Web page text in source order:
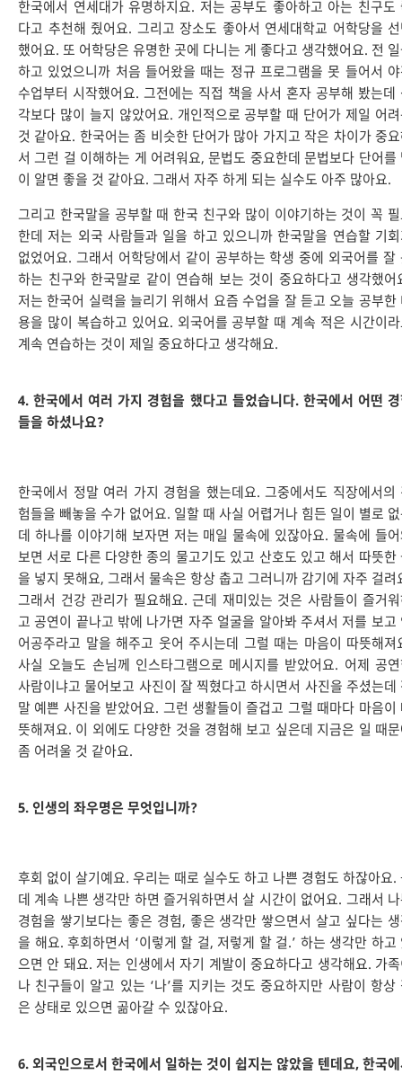
한국에서 연세대가 유명하지요. 저는 공부도 좋아하고 아는 친구도
다고 추천해 줬어요. 그리고 장소도 좋아서 연세대학교 어학당을
했어요. 또 어학당은 유명한 곳에 다니는 게 좋다고 생각했어요. 전
하고 있었으니까 처음 들어왔을 때는 정규 프로그램을 못 들어서
수업부터 시작했어요. 그전에는 직접 책을 사서 혼자 공부해 봤는데
각보다 많이 늘지 않았어요. 개인적으로 공부할 때 단어가 제일 어
것 같아요. 한국어는 좀 비슷한 단어가 많아 가지고 작은 차이가 중
서 그런 걸 이해하는 게 어려워요, 문법도 중요한데 문법보다 단어를
이 알면 좋을 것 같아요. 그래서 자주 하게 되는 실수도 아주 많아요.
그리고 한국말을 공부할 때 한국 친구와 많이 이야기하는 것이 꼭
한데 저는 외국 사람들과 일을 하고 있으니까 한국말을 연습할 기
없었어요. 그래서 어학당에서 같이 공부하는 학생 중에 외국어를 잘
하는 친구와 한국말로 같이 연습해 보는 것이 중요하다고 생각했어
저는 한국어 실력을 늘리기 위해서 요즘 수업을 잘 듣고 오늘 공부한
용을 많이 복습하고 있어요. 외국어를 공부할 때 계속 적은 시간이
계속 연습하는 것이 제일 중요하다고 생각해요.
4. 한국에서 여러 가지 경험을 했다고 들었습니다. 한국에서 어떤
들을 하셨나요?
한국에서 정말 여러 가지 경험을 했는데요. 그중에서도 직장에서의
험들을 빼놓을 수가 없어요. 일할 때 사실 어렵거나 힘든 일이 별로
데 하나를 이야기해 보자면 저는 매일 물속에 있잖아요. 물속에 들
보면 서로 다른 다양한 종의 물고기도 있고 산호도 있고 해서 따뜻한
을 넣지 못해요, 그래서 물속은 항상 춥고 그러니까 감기에 자주 걸려
그래서 건강 관리가 필요해요. 근데 재미있는 것은 사람들이 즐거
고 공연이 끝나고 밖에 나가면 자주 얼굴을 알아봐 주셔서 저를 보고
어공주라고 말을 해주고 웃어 주시는데 그럴 때는 마음이 따뜻해져
사실 오늘도 손님께 인스타그램으로 메시지를 받았어요. 어제 공
사람이냐고 물어보고 사진이 잘 찍혔다고 하시면서 사진을 주셨는데
말 예쁜 사진을 받았어요. 그런 생활들이 즐겁고 그럴 때마다 마음이
뜻해져요. 이 외에도 다양한 것을 경험해 보고 싶은데 지금은 일 때
좀 어려울 것 같아요.
5. 인생의 좌우명은 무엇입니까?
후회 없이 살기예요. 우리는 때로 실수도 하고 나쁜 경험도 하잖아요.
데 계속 나쁜 생각만 하면 즐거워하면서 살 시간이 없어요. 그래서
경험을 쌓기보다는 좋은 경험, 좋은 생각만 쌓으면서 살고 싶다는
을 해요. 후회하면서 ‘이렇게 할 걸, 저렇게 할 걸.’ 하는 생각만 하고
으면 안 돼요. 저는 인생에서 자기 계발이 중요하다고 생각해요. 가
나 친구들이 알고 있는 ‘나’를 지키는 것도 중요하지만 사람이 항상
은 상태로 있으면 곪아갈 수 있잖아요.
6. 외국인으로서 한국에서 일하는 것이 쉽지는 않았을 텐데요, 한국